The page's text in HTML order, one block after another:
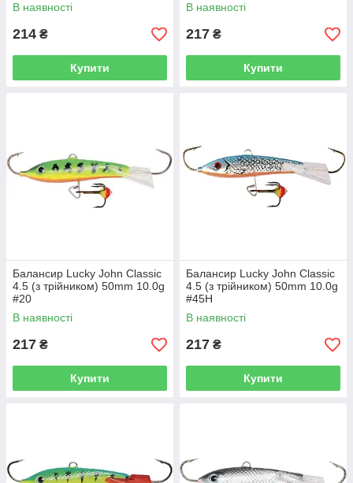
В наявності
214 ₴
Купити
В наявності
217 ₴
Купити
Балансир Lucky John Classic
4.5 (з трійником) 50mm 10.0g
#20
В наявності
217 ₴
Купити
Балансир Lucky John Classic
4.5 (з трійником) 50mm 10.0g
#45H
В наявності
217 ₴
Купити